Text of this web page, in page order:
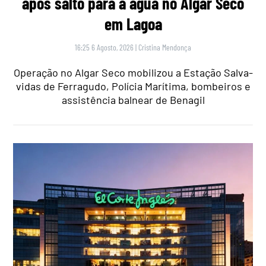
em Lagoa
16:25 6 Agosto, 2026 | Cristina Mendonça
Operação no Algar Seco mobilizou a Estação Salva-
vidas de Ferragudo, Polícia Marítima, bombeiros e
assistência balnear de Benagil